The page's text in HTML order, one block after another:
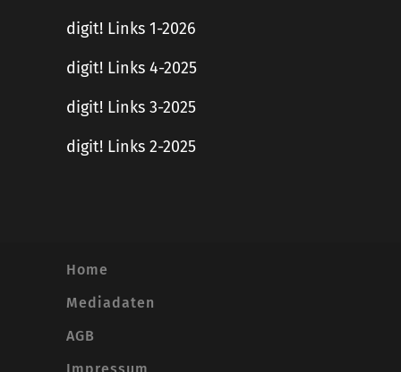
digit! Links 1-2026
digit! Links 4-2025
digit! Links 3-2025
digit! Links 2-2025
Home
Mediadaten
AGB